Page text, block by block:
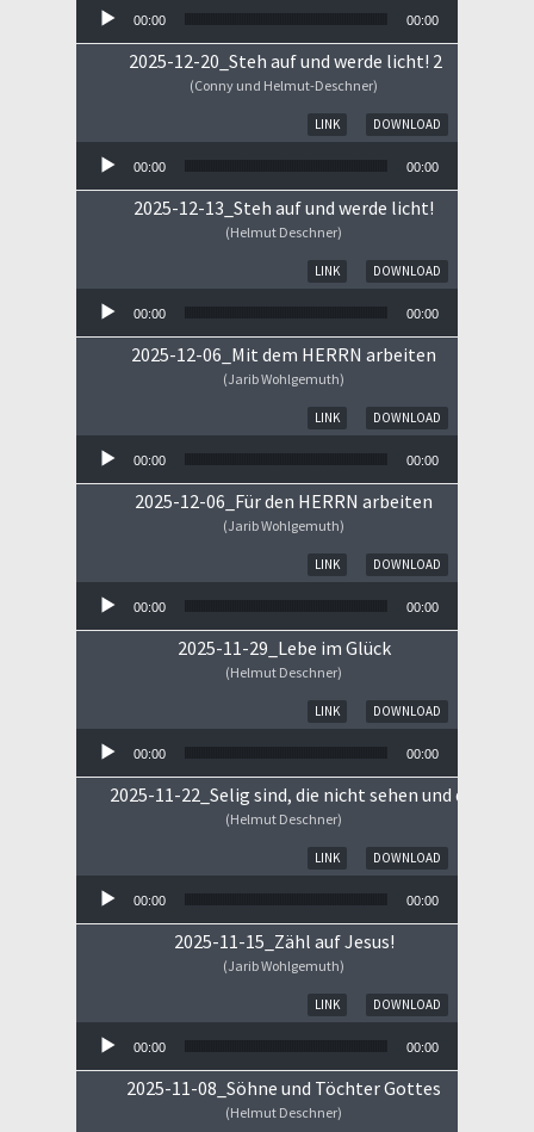
00:00 00:00
2025-12-20_Steh auf und werde licht! 2
(Conny und Helmut-Deschner)
DOWNLOAD
LINK
00:00 00:00
2025-12-13_Steh auf und werde licht!
(Helmut Deschner)
DOWNLOAD
LINK
00:00 00:00
2025-12-06_Mit dem HERRN arbeiten
(Jarib Wohlgemuth)
DOWNLOAD
LINK
00:00 00:00
2025-12-06_Für den HERRN arbeiten
(Jarib Wohlgemuth)
DOWNLOAD
LINK
00:00 00:00
2025-11-29_Lebe im Glück
(Helmut Deschner)
DOWNLOAD
LINK
00:00 00:00
2025-11-22_Selig sind, die nicht sehen und doch
(Helmut Deschner)
DOWNLOAD
LINK
00:00 00:00
2025-11-15_Zähl auf Jesus!
(Jarib Wohlgemuth)
DOWNLOAD
LINK
00:00 00:00
2025-11-08_Söhne und Töchter Gottes
(Helmut Deschner)